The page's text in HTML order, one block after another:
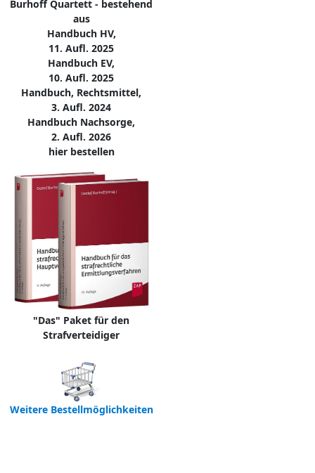
Burhoff Quartett - bestehend
aus
Handbuch HV,
11. Aufl. 2025
Handbuch EV,
10. Aufl. 2025
Handbuch, Rechtsmittel,
3. Aufl. 2024
Handbuch Nachsorge,
2. Aufl. 2026
hier bestellen
"Das" Paket für den
Strafverteidiger
Weitere Bestellmöglichkeiten